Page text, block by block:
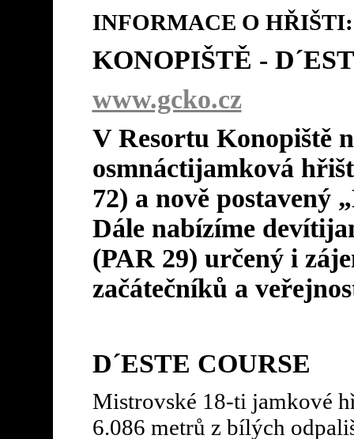
INFORMACE O HŘIŠTI:
KONOPIŠTĚ -
www.gcko.cz
V Resortu Konopiště
osmnáctijamková
72) a nově postavený
Dále nabízíme
(PAR 29) určený i
začátečníků a
D´ESTE COURSE
Mistrovské 18-ti jamkové
6.086 metrů z bílých